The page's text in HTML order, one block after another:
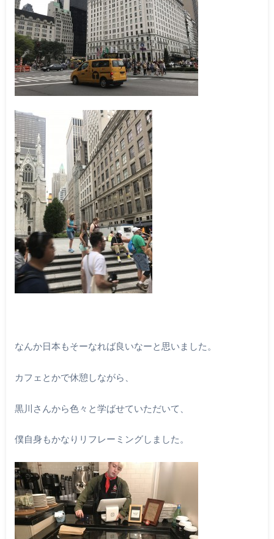
なんか日本もそーなれば良いなーと思いました。
カフェとかで休憩しながら、
黒川さんから色々と学ばせていただいて、
僕自身もかなりリフレーミングしました。